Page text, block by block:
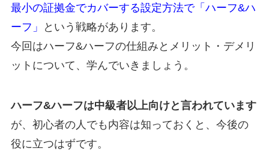
最小の証拠金でカバーする設定方法で「ハーフ&ハ
ーフ」
という戦略があります。
今回はハーフ&ハーフの仕組みとメリット・デメリ
ットについて、学んでいきましょう。
ハーフ&ハーフは中級者以上向けと言われています
が、初心者の人でも内容は知っておくと、今後の
役に立つはずです。